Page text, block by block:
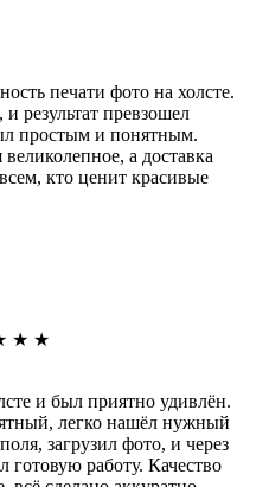
печати фото на холсте.
и результат превзошел
простым и понятным.
а доставка
кто ценит красивые
★ ★
и был приятно удивлён.
легко нашёл нужный
загрузил фото, и через
готовую работу. Качество